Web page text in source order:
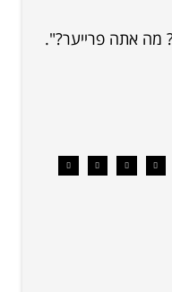
מה אתה פרייער?".